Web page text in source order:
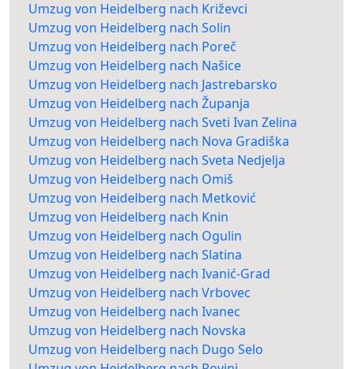
Umzug von Heidelberg nach Križevci
Umzug von Heidelberg nach Solin
Umzug von Heidelberg nach Poreč
Umzug von Heidelberg nach Našice
Umzug von Heidelberg nach Jastrebarsko
Umzug von Heidelberg nach Županja
Umzug von Heidelberg nach Sveti Ivan Zelina
Umzug von Heidelberg nach Nova Gradiška
Umzug von Heidelberg nach Sveta Nedjelja
Umzug von Heidelberg nach Omiš
Umzug von Heidelberg nach Metković
Umzug von Heidelberg nach Knin
Umzug von Heidelberg nach Ogulin
Umzug von Heidelberg nach Slatina
Umzug von Heidelberg nach Ivanić-Grad
Umzug von Heidelberg nach Vrbovec
Umzug von Heidelberg nach Ivanec
Umzug von Heidelberg nach Novska
Umzug von Heidelberg nach Dugo Selo